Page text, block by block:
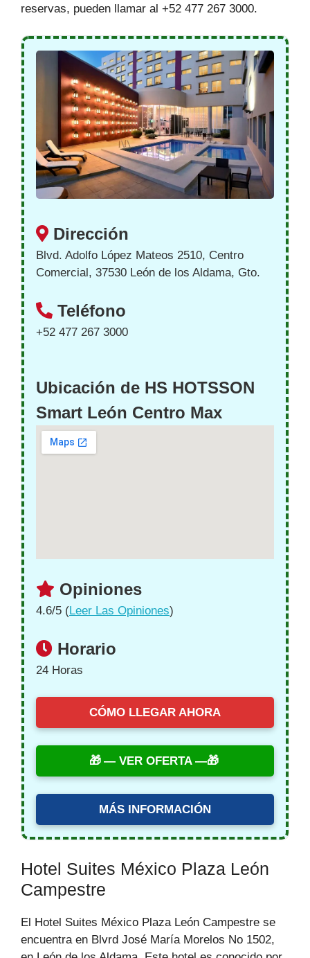
reservas, pueden llamar al +52 477 267 3000.
Dirección
Blvd. Adolfo López Mateos 2510, Centro
Comercial, 37530 León de los Aldama, Gto.
Teléfono
+52 477 267 3000
Ubicación de HS HOTSSON
Smart León Centro Max
Opiniones
4.6/5 (Leer Las Opiniones)
Horario
24 Horas
CÓMO LLEGAR AHORA
— VER OFERTA —
MÁS INFORMACIÓN
Hotel Suites México Plaza León
Campestre
El Hotel Suites México Plaza León Campestre se
encuentra en Blvrd José María Morelos No 1502,